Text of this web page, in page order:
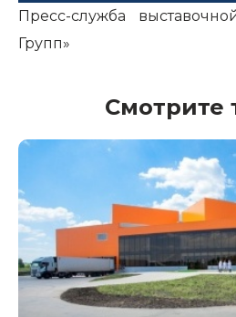
Пресс-служба
Групп»
Смотрите